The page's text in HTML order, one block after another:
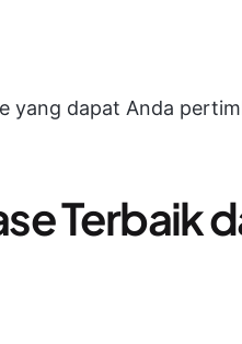
yang dapat Anda
Terbaik